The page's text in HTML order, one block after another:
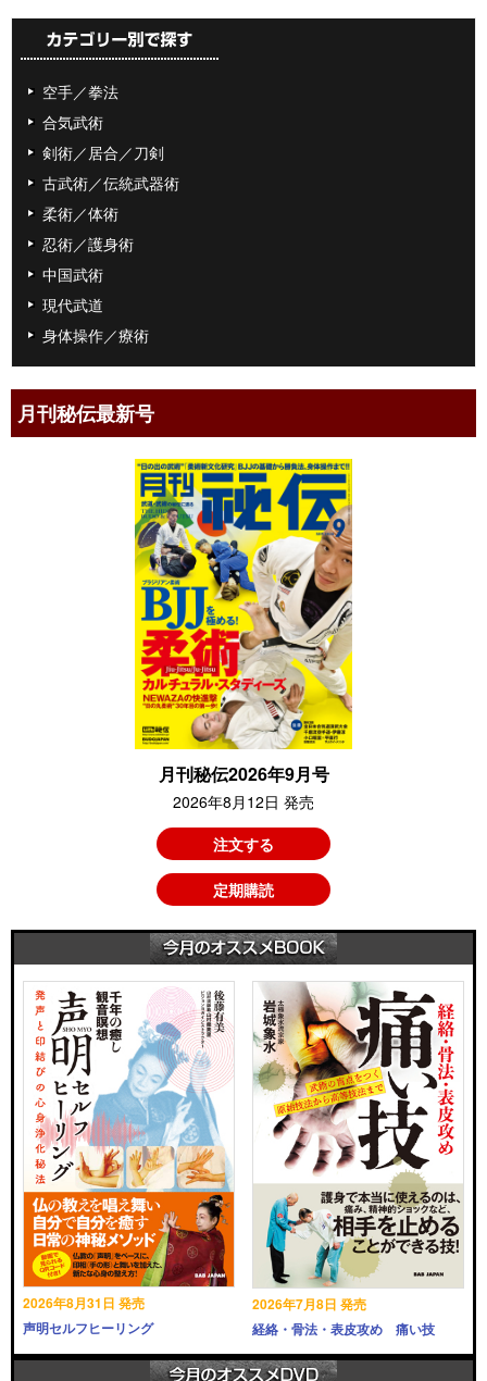
空手／拳法
合気武術
剣術／居合／刀剣
古武術／伝統武器術
柔術／体術
忍術／護身術
中国武術
現代武道
身体操作／療術
月刊秘伝最新号
月刊秘伝2026年9月号
2026年8月12日 発売
注文する
定期購読
2026年8月31日 発売
声明セルフヒーリング
2026年7月8日 発売
経絡・骨法・表皮攻め 痛い技